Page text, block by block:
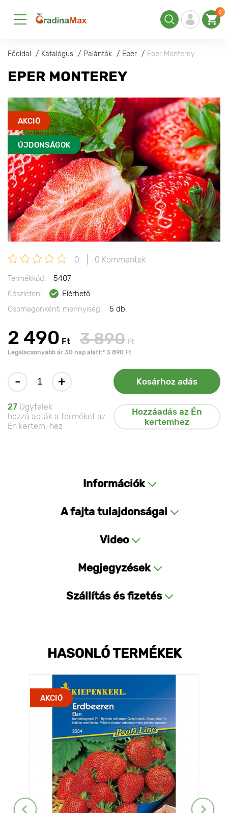
0
Főoldal Katalógus Palánták Eper Eper Monterey
EPER MONTEREY
AKCIÓ
ÚJDONSÁGOK
0 0 Kommentek
Termékkód:
5407
Készleten:
Elérhető
Csomagonkénti mennyiség:
5 db.
2 490 Ft 3 890 Ft
Legalacsonyabb ár 30 nap alatt:* 3 890 Ft
- + Kosárhoz adás
27 Ügyfelek
hozzá adták a terméket az
Én kertem-hez
Hozzáadás az Én
kertemhez
Információk
A fajta tulajdonságai
Video
Megjegyzések
Szállítás és fizetés
HASONLÓ TERMÉKEK
AKCIÓ